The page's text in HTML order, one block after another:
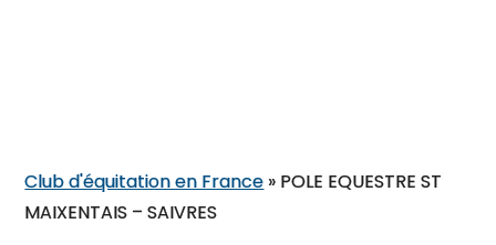
Club d'équitation en France » POLE EQUESTRE ST
MAIXENTAIS – SAIVRES